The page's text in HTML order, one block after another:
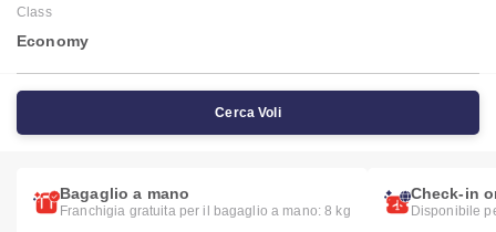
Class
Economy
Cerca Voli
Bagaglio a mano
Franchigia gratuita per il bagaglio a mano: 8 kg
Check-in
Disponibile